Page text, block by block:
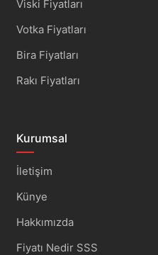
Viski Fiyatları
Votka Fiyatları
Bira Fiyatları
Rakı Fiyatları
Kurumsal
İletişim
Künye
Hakkımızda
Fiyatı Nedir SSS